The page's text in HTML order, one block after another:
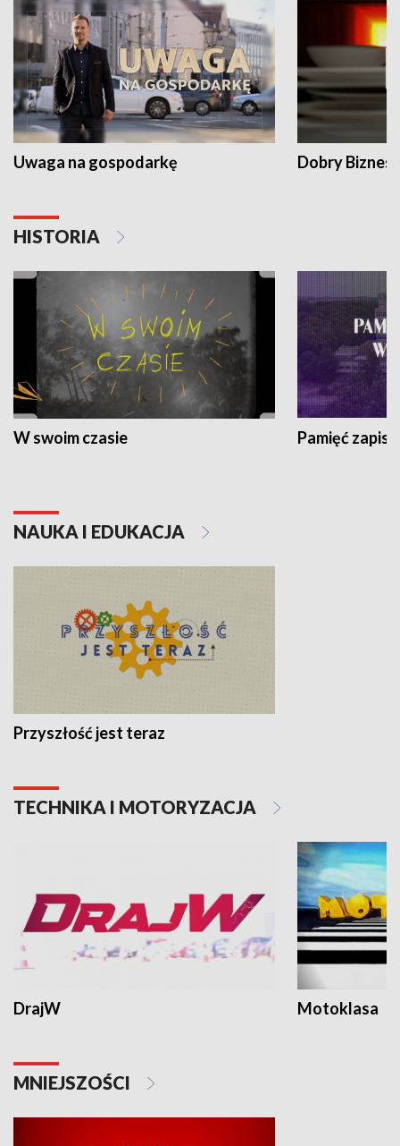
Uwaga na gospodarkę Dobry Biznes
HISTORIA
W swoim czasie Pamięć
NAUKA I EDUKACJA
Przyszłość jest teraz
TECHNIKA I MOTORYZACJA
DrajW Motoklasa
MNIEJSZOŚCI